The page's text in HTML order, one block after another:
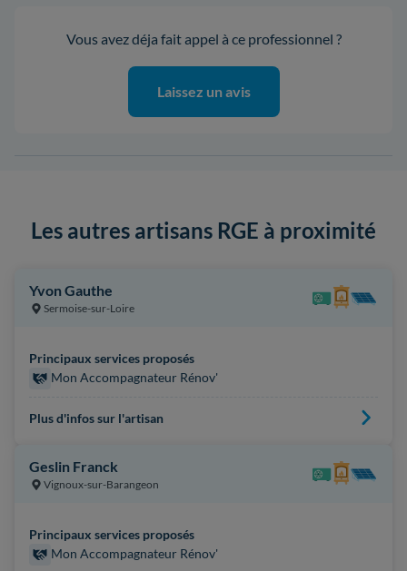
Vous avez déja fait appel à ce professionnel ?
Laissez un avis
Les autres artisans RGE à proximité
Yvon Gauthe
Sermoise-sur-Loire
Principaux services proposés
Mon Accompagnateur Rénov'
Plus d'infos sur l'artisan
Geslin Franck
Vignoux-sur-Barangeon
Principaux services proposés
Mon Accompagnateur Rénov'